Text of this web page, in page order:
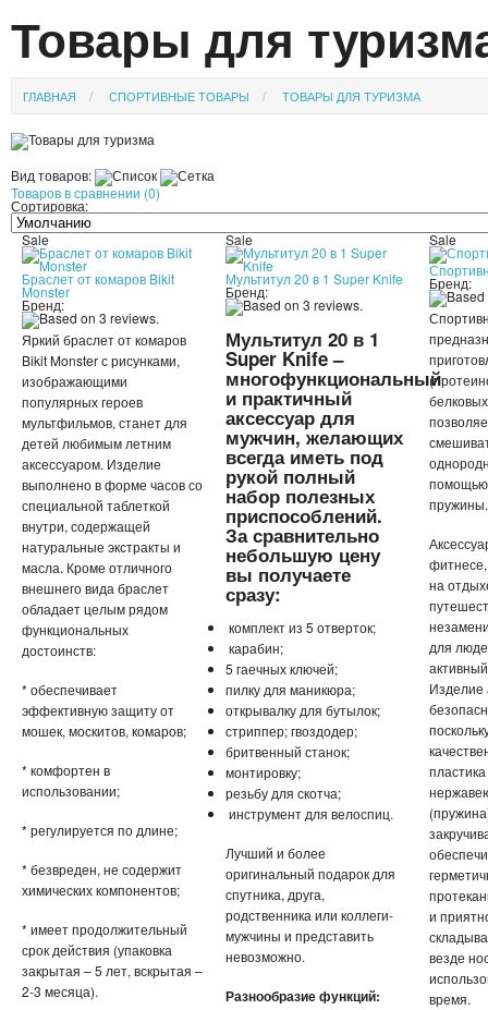
Товары для
ГЛАВНАЯ СПОРТИВНЫЕ ТОВАРЫ ТОВАРЫ ДЛЯ ТУРИЗМА
Вид товаров:
Товаров в сравнении (0)
Сортировка:
Sale
Браслет от комаров Bikit
Monster
Бренд:
Яркий браслет от комаров
Bikit Monster с рисунками,
изображающими
популярных героев
мультфильмов, станет для
детей любимым летним
аксессуаром. Изделие
выполнено в форме часов со
специальной таблеткой
внутри, содержащей
натуральные экстракты и
масла. Кроме отличного
внешнего вида браслет
обладает целым рядом
функциональных
достоинств:
* обеспечивает
эффективную защиту от
мошек, москитов, комаров;
* комфортен в
использовании;
* регулируется по длине;
* безвреден, не содержит
химических компонентов;
* имеет продолжительный
срок действия (упаковка
закрытая – 5 лет, вскрытая –
2-3 месяца).
Sale
Мультитул 20 в 1 Super Knife
Бренд:
Мультитул 20 в 1
Super Knife –
многофункциональный
и практичный
аксессуар для
мужчин, желающих
всегда иметь под
рукой полный
набор полезных
приспособлений.
За сравнительно
небольшую цену
вы получаете
сразу:
комплект из 5 отверток;
карабин;
5 гаечных ключей;
пилку для маникюра;
открывалку для бутылок;
стриппер; гвоздодер;
бритвенный станок;
монтировку;
резьбу для скотча;
инструмент для велоспиц.
Лучший и более
оригинальный подарок для
спутника, друга,
родственника или коллеги-
мужчины и представить
невозможно.
Разнообразие функций:
Sale
Бренд:
помощью
пружины.
фитнесе,
на
для
Изделие
и
везде
время.